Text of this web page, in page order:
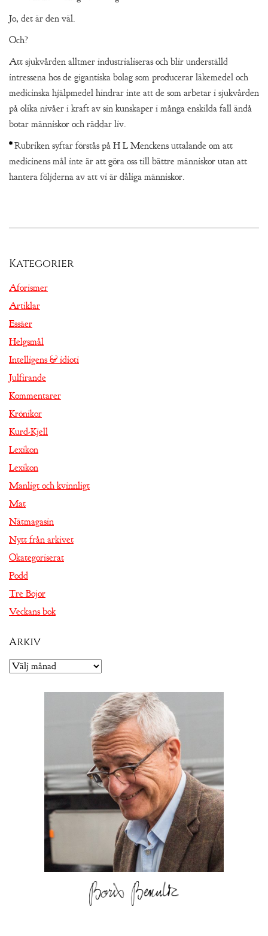
Jo, det är den väl.
Och?
Att sjukvården alltmer industrialiseras och blir underställd
intressena hos de gigantiska bolag som producerar läkemedel och
medicinska hjälpmedel hindrar inte att de som arbetar i sjukvården
på olika nivåer i kraft av sin kunskaper i många enskilda fall ändå
botar människor och räddar liv.
*Rubriken syftar förstås på H L Menckens uttalande om att
medicinens mål inte är att göra oss till bättre människor utan att
hantera följderna av att vi är dåliga människor.
Kategorier
Aforismer
Artiklar
Essäer
Helgsmål
Intelligens & idioti
Julfirande
Kommentarer
Krönikor
Kurd-Kjell
Lexikon
Lexikon
Manligt och kvinnligt
Mat
Nätmagasin
Nytt från arkivet
Okategoriserat
Podd
Tre Bojor
Veckans bok
Arkiv
Arkiv